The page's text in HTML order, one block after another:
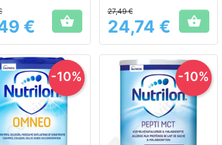
nourrissons
€  Prix
27,49 €
24,74 € 
-10% -10%